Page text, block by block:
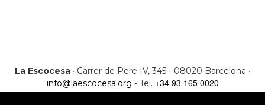
La Escocesa · Carrer de Pere IV, 345 - 08020 Barcelona ·
info@laescocesa.org - Tel. +34 93 165 0020